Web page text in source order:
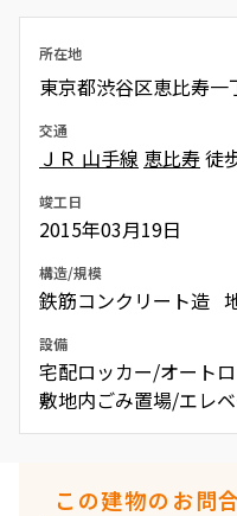
所在地
東京都渋谷区恵比寿
交通
ＪＲ 山手線 恵比寿徒
竣工日
2015年03月19日
構造/規模
鉄筋コンクリート造
設備
宅配ロッカー/オート
敷地内ごみ置場/エレ
この建物のお問